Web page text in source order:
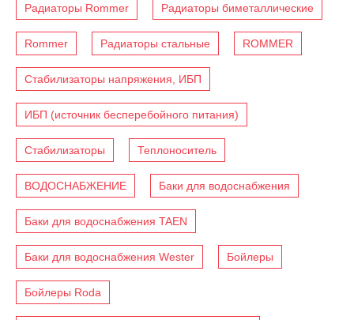
Радиаторы Rommer Радиаторы биметаллические
Rommer Радиаторы стальные ROMMER
Стабилизаторы напряжения, ИБП
ИБП (источник бесперебойного питания)
Стабилизаторы Теплоноситель
ВОДОСНАБЖЕНИЕ Баки для водоснабжения
Баки для водоснабжения TAEN
Баки для водоснабжения Wester Бойлеры
Бойлеры Roda